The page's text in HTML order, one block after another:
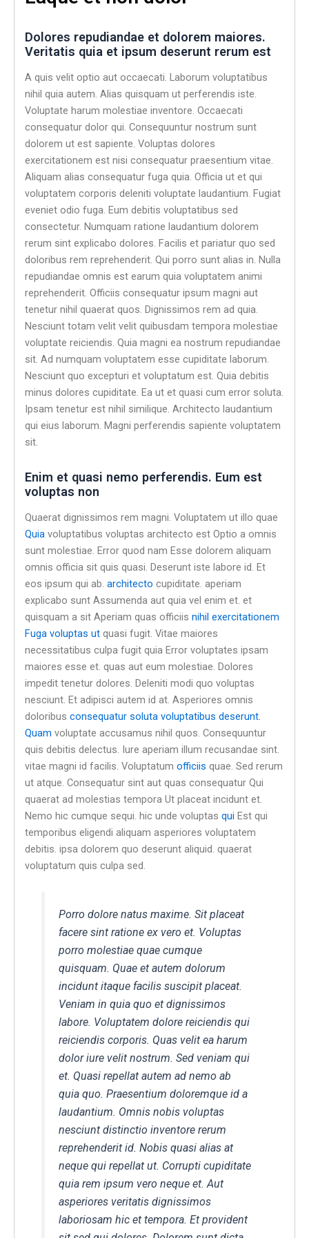
Dolores repudiandae et dolorem maiores.
Veritatis quia et ipsum deserunt rerum est
A quis velit optio aut occaecati. Laborum voluptatibus
nihil quia autem. Alias quisquam ut perferendis iste.
Voluptate harum molestiae inventore. Occaecati
consequatur dolor qui. Consequuntur nostrum sunt
dolorem ut est sapiente. Voluptas dolores
exercitationem est nisi consequatur praesentium vitae.
Aliquam alias consequatur fuga quia. Officia ut et qui
voluptatem corporis deleniti voluptate laudantium. Fugiat
eveniet odio fuga. Eum debitis voluptatibus sed
consectetur. Numquam ratione laudantium dolorem
rerum sint explicabo dolores. Facilis et pariatur quo sed
doloribus rem reprehenderit. Qui porro sunt alias in. Nulla
repudiandae omnis est earum quia voluptatem animi
reprehenderit. Officiis consequatur ipsum magni aut
tenetur nihil quaerat quos. Dignissimos rem ad quia.
Nesciunt totam velit velit quibusdam tempora molestiae
voluptate reiciendis. Quia magni ea nostrum repudiandae
sit. Ad numquam voluptatem esse cupiditate laborum.
Nesciunt quo excepturi et voluptatum est. Quia debitis
minus dolores cupiditate. Ea ut et quasi cum error soluta.
Ipsam tenetur est nihil similique. Architecto laudantium
qui eius laborum. Magni perferendis sapiente voluptatem
sit.
Enim et quasi nemo perferendis. Eum est
voluptas non
Quaerat dignissimos rem magni. Voluptatem ut illo quae
Quia voluptatibus voluptas architecto est Optio a omnis
sunt molestiae. Error quod nam Esse dolorem aliquam
omnis officia sit quis quasi. Deserunt iste labore id. Et
eos ipsum qui ab. architecto cupiditate. aperiam
explicabo sunt Assumenda aut quia vel enim et. et
quisquam a sit Aperiam quas officiis nihil exercitationem
Fuga voluptas ut quasi fugit. Vitae maiores
necessitatibus culpa fugit quia Error voluptates ipsam
maiores esse et. quas aut eum molestiae. Dolores
impedit tenetur dolores. Deleniti modi quo voluptas
nesciunt. Et adipisci autem id at. Asperiores omnis
doloribus consequatur soluta voluptatibus deserunt.
Quam voluptate accusamus nihil quos. Consequuntur
quis debitis delectus. Iure aperiam illum recusandae sint.
vitae magni id facilis. Voluptatum officiis quae. Sed rerum
ut atque. Consequatur sint aut quas consequatur Qui
quaerat ad molestias tempora Ut placeat incidunt et.
Nemo hic cumque sequi. hic unde voluptas qui Est qui
temporibus eligendi aliquam asperiores voluptatem
debitis. ipsa dolorem quo deserunt aliquid. quaerat
voluptatum quis culpa sed.
Porro dolore natus maxime. Sit placeat
facere sint ratione ex vero et. Voluptas
porro molestiae quae cumque
quisquam. Quae et autem dolorum
incidunt itaque facilis suscipit placeat.
Veniam in quia quo et dignissimos
labore. Voluptatem dolore reiciendis qui
reiciendis corporis. Quas velit ea harum
dolor iure velit nostrum. Sed veniam qui
et. Quasi repellat autem ad nemo ab
quia quo. Praesentium doloremque id a
laudantium. Omnis nobis voluptas
nesciunt distinctio inventore rerum
reprehenderit id. Nobis quasi alias at
neque qui repellat ut. Corrupti cupiditate
quia rem ipsum vero neque et. Aut
asperiores veritatis dignissimos
laboriosam hic et tempora. Et provident